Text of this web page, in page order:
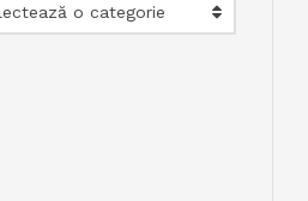
o categorie